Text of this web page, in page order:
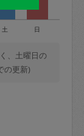
100%
依頼
毎週定
でキャ
土 日
、土曜日の
の更新)